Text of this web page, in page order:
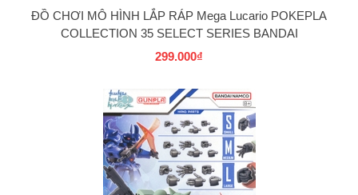
ĐỒ CHƠI MÔ HÌNH LẮP RÁP Mega Lucario POKEPLA
COLLECTION 35 SELECT SERIES BANDAI
299.000₫